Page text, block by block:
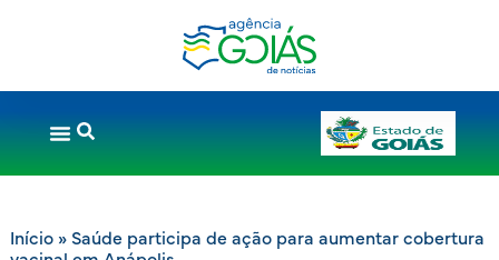
Início» Saúde participa de ação para aumentar cobertura